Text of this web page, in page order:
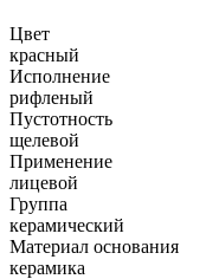
Цвет
красный
Исполнение
рифленый
Пустотность
щелевой
Применение
лицевой
Группа
керамический
Материал основания
керамика